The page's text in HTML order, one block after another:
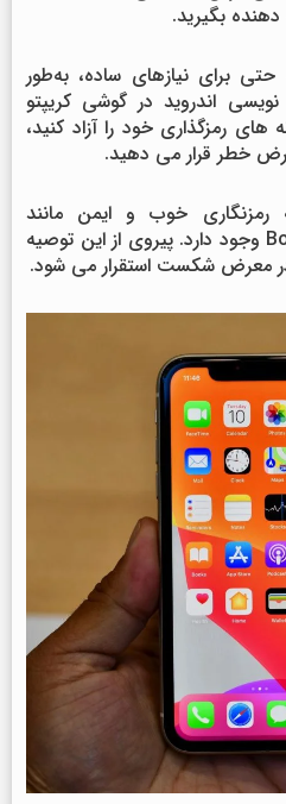
دهنده بگیرید.
برای نیازهای ساده، به‌طور
اندروید در گوشی کریپتو
های رمزگذاری خود را آزاد کنید،
خطر قرار می دهید.
رمزنگاری خوب و ایمن مانند
لیب‌سودیوم یا Bouncy Castle وجود دارد. پیروی از این توصیه
در معرض شکست استقرار می شود.